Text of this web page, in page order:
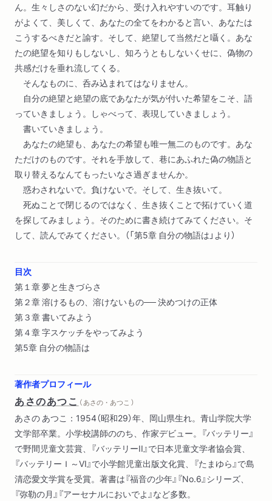
ん。生々しさのない幻だから、受け入れやすいのです。耳触り
がよくて、美しくて、あなたの全てをわかると言い、あなたは
こうするべきだと諭す。そして、絶望して当然だと囁く。あな
たの絶望を知りもしないし、知ろうともしないくせに、偽物の
共感だけを垂れ流してくる。
そんなものに、呑み込まれてはなりません。
自分の絶望と絶望の底であなたが気が付いた希望をこそ、語
っていきましょう。しゃべって、表現していきましょう。
書いていきましょう。
あなたの絶望も、あなたの希望も唯一無二のものです。あな
ただけのものです。それを手放して、巷にあふれた偽の物語と
取り替えるなんてもったいなさ過ぎませんか。
惑わされないで。負けないで。そして、生き抜いて。
死ぬことで閉じるのではなく、生き抜くことで拓けていく道
を探してみましょう。そのために書き続けてみてください。そ
して、読んでみてください。（「第5章 自分の物語は」より）
目次
第１章 夢と生きづらさ
第２章 溶けるもの、溶けないもの── 決めつけの正体
第３章 書いてみよう
第４章 字スケッチをやってみよう
第5章 自分の物語は
著作者プロフィール
あさのあつこ （ あさの・あつこ ）
あさの あつこ：1954（昭和29）年、岡山県生れ。青山学院大学
文学部卒業。小学校講師ののち、作家デビュー。『バッテリー』
で野間児童文芸賞、『バッテリーII』で日本児童文学者協会賞、
『バッテリーＩ～VI』で小学館児童出版文化賞、『たまゆら』で島
清恋愛文学賞を受賞。著書は『福音の少年』『No.6』シリーズ、
『弥勒の月』『アーセナルにおいでよ』など多数。